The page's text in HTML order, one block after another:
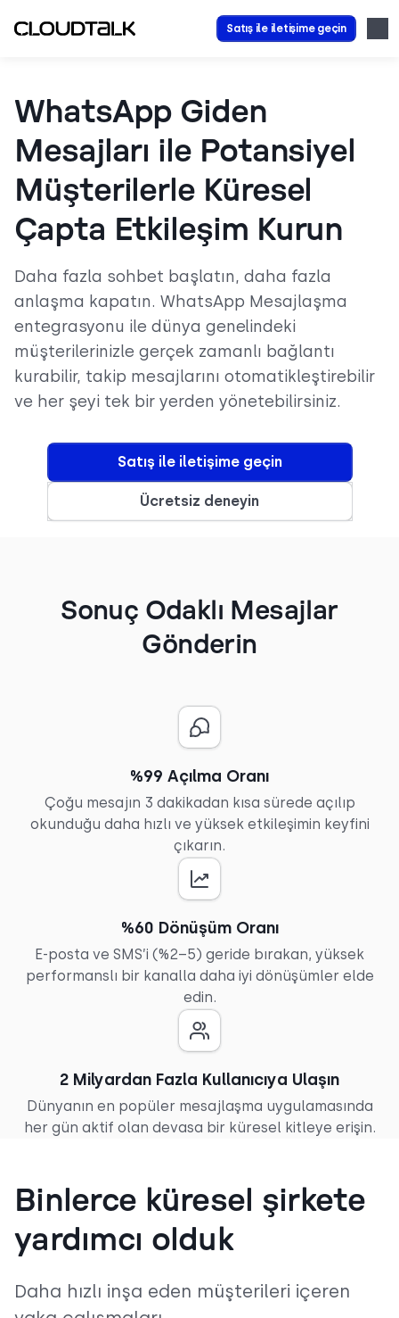
Satış ile iletişime geçin
WhatsApp Giden
Mesajları ile Potansiyel
Müşterilerle Küresel
Çapta Etkileşim Kurun
Daha fazla sohbet başlatın, daha fazla
anlaşma kapatın. WhatsApp Mesajlaşma
entegrasyonu ile dünya genelindeki
müşterilerinizle gerçek zamanlı bağlantı
kurabilir, takip mesajlarını otomatikleştirebilir
ve her şeyi tek bir yerden yönetebilirsiniz.
Satış ile iletişime geçin
Ücretsiz deneyin
Sonuç Odaklı Mesajlar
Gönderin
%99 Açılma Oranı
Çoğu mesajın 3 dakikadan kısa sürede açılıp
okunduğu daha hızlı ve yüksek etkileşimin keyfini
çıkarın.
%60 Dönüşüm Oranı
E-posta ve SMS’i (%2–5) geride bırakan, yüksek
performanslı bir kanalla daha iyi dönüşümler elde
edin.
2 Milyardan Fazla Kullanıcıya Ulaşın
Dünyanın en popüler mesajlaşma uygulamasında
her gün aktif olan devasa bir küresel kitleye erişin.
Binlerce küresel şirkete
yardımcı olduk
Daha hızlı inşa eden müşterileri içeren